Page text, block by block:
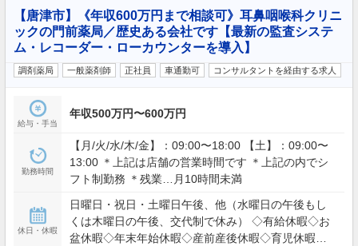
【唐津市】《年収600万円まで相談可》耳鼻咽喉科クリニ
ックの門前薬局／歴史ある会社です【最新の監査システ
ム・レコーダー・ローカウンターを導入】
調剤薬局 一般薬剤師 正社員 車通勤可 コンサルタントを経由する求人
給与・手当
年収500万円〜600万円
勤務時間
【月/火/水/木/金】：09:00〜18:00 【土】：09:00〜
13:00 ＊上記は店舗の営業時間です ＊上記の内でシ
フト制勤務 ＊残業…月10時間未満
休日・休暇
日曜日・祝日・土曜日午後、他（水曜日の午後もし
くは木曜日の午後、交代制で休み） ◇有給休暇◇お
盆休暇◇年末年始休暇◇産前産後休暇◇育児休暇◇